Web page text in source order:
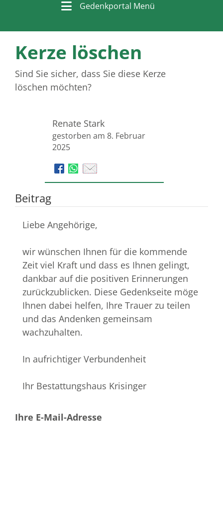
Gedenkportal Menü
Kerze löschen
Sind Sie sicher, dass Sie diese Kerze
löschen möchten?
Renate Stark
gestorben am 8. Februar
2025
Beitrag
Liebe Angehörige,
wir wünschen Ihnen für die kommende
Zeit viel Kraft und dass es Ihnen gelingt,
dankbar auf die positiven Erinnerungen
zurückzublicken. Diese Gedenkseite möge
Ihnen dabei helfen, Ihre Trauer zu teilen
und das Andenken gemeinsam
wachzuhalten.
In aufrichtiger Verbundenheit
Ihr Bestattungshaus Krisinger
Ihre E-Mail-Adresse